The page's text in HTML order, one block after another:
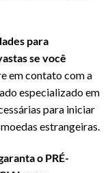
para
se você
em contato com a
especializado em
para iniciar
estrangeiras.
o PRÉ-